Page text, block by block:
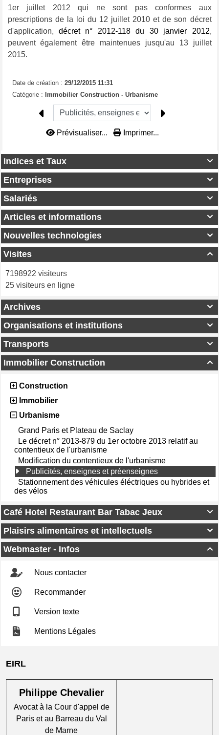

Indices et Taux

Entreprises

Salariés

Articles et informations

Nouvelles technologies

Visites
7198922 visiteurs
25 visiteurs en ligne
1er juillet 2012 qui ne sont pas conformes aux
prescriptions de la loi du 12 juillet 2010 et de son décret
d'application, décret n° 2012-118 du 30 janvier 2012,
peuvent également être maintenues jusqu'au 13 juillet
2015.
Date de création : 29/12/2015 11:31
Catégorie :
Immobilier Construction - Urbanisme
Prévisualiser... Imprimer...

Archives

Organisations et institutions

Transports

Immobilier Construction
Construction
Immobilier
Urbanisme
Grand Paris et Plateau de Saclay
Le décret n° 2013-879 du 1er octobre 2013 relatif au
contentieux de l'urbanisme
Modification du contentieux de l'urbanisme
Publicités, enseignes et préenseignes
Stationnement des véhicules éléctriques ou hybrides et
des vélos

Café Hotel Restaurant Bar Tabac Jeux

Plaisirs alimentaires et intellectuels

Webmaster - Infos
Nous contacter
Recommander
Version texte
Mentions Légales
EIRL
Philippe Chevalier
Avocat à la Cour d'appel de
Paris et au Barreau du Val
de Marne